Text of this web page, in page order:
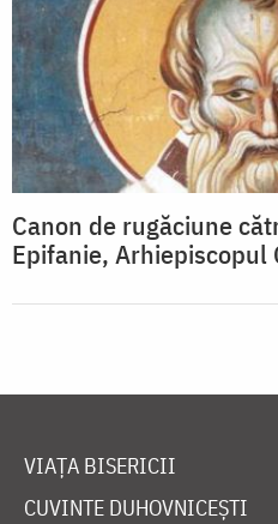
Canon de rugăciune
Epifanie, Arhiepiscopul
VIAȚA BISERICII
CUVINTE DUHOVNICEȘTI